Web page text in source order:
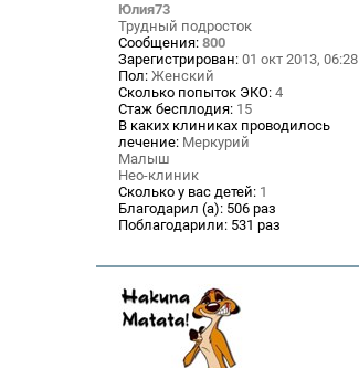
Юлия73
Трудный подросток
Сообщения: 800
Зарегистрирован: 01 окт 2013, 06:28
Пол: Женский
Сколько попыток ЭКО: 4
Стаж бесплодия: 15
В каких клиниках проводилось
лечение: Меркурий
Малыш
Нео-клиник
Сколько у вас детей: 1
Благодарил (а): 506 раз
Поблагодарили: 531 раз